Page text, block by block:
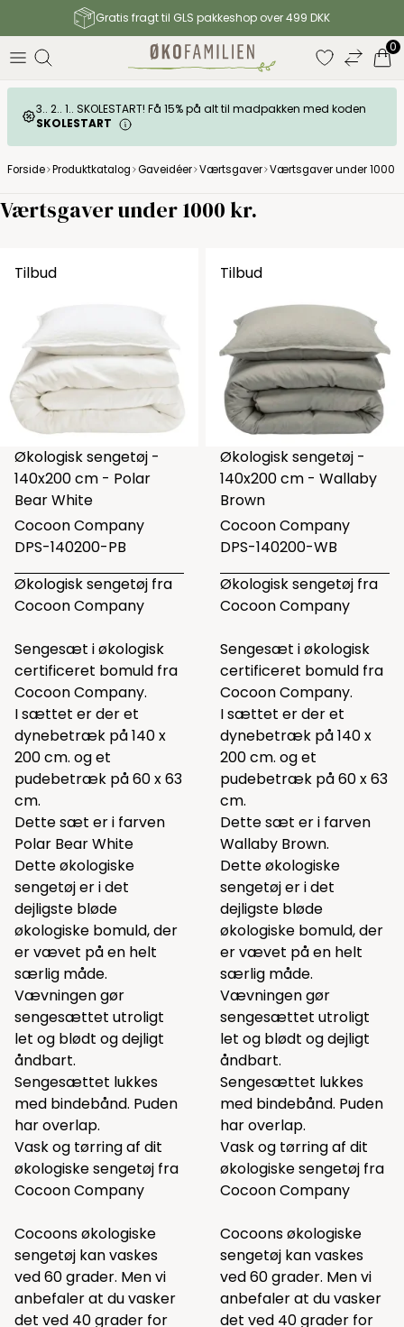
Gratis fragt til GLS pakkeshop over 499 DKK
0
3.. 2.. 1.. SKOLESTART! Få 15% på alt til madpakken med koden
SKOLESTART
Forside Produktkatalog Gaveidéer Værtsgaver Værtsgaver under 1000
Værtsgaver under 1000 kr.
Tilbud
Økologisk sengetøj -
140x200 cm - Polar
Bear White
Cocoon Company
DPS-140200-PB
Økologisk sengetøj fra
Cocoon Company
Sengesæt i økologisk
certificeret bomuld fra
Cocoon Company.
I sættet er der et
dynebetræk på 140 x
200 cm. og et
pudebetræk på 60 x 63
cm.
Dette sæt er i farven
Polar Bear White
Dette økologiske
sengetøj er i det
dejligste bløde
økologiske bomuld, der
er vævet på en helt
særlig måde.
Vævningen gør
sengesættet utroligt
let og blødt og dejligt
åndbart.
Sengesættet lukkes
med bindebånd. Puden
har overlap.
Vask og tørring af dit
økologiske sengetøj fra
Cocoon Company
Cocoons økologiske
sengetøj kan vaskes
ved 60 grader. Men vi
anbefaler at du vasker
det ved 40 grader for
Tilbud
Økologisk sengetøj -
140x200 cm - Wallaby
Brown
Cocoon Company
DPS-140200-WB
Økologisk sengetøj fra
Cocoon Company
Sengesæt i økologisk
certificeret bomuld fra
Cocoon Company.
I sættet er der et
dynebetræk på 140 x
200 cm. og et
pudebetræk på 60 x 63
cm.
Dette sæt er i farven
Wallaby Brown.
Dette økologiske
sengetøj er i det
dejligste bløde
økologiske bomuld, der
er vævet på en helt
særlig måde.
Vævningen gør
sengesættet utroligt
let og blødt og dejligt
åndbart.
Sengesættet lukkes
med bindebånd. Puden
har overlap.
Vask og tørring af dit
økologiske sengetøj fra
Cocoon Company
Cocoons økologiske
sengetøj kan vaskes
ved 60 grader. Men vi
anbefaler at du vasker
det ved 40 grader for